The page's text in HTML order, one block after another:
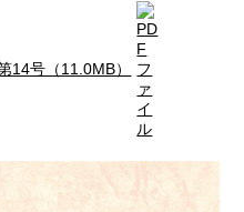
14号（11.0MB）